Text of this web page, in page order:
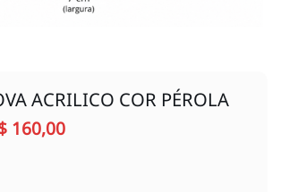
ACRILICO COR PÉROLA
160,00O